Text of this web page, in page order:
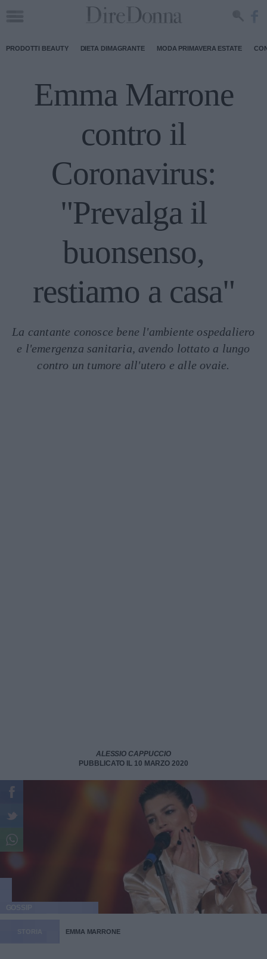
PRODOTTI BEAUTY DIETA DIMAGRANTE MODA PRIMAVERA ESTATE
Emma Marrone
contro il
Coronavirus:
"Prevalga il
buonsenso,
restiamo a casa"
La cantante conosce bene l'ambiente ospedaliero
e l'emergenza sanitaria, avendo lottato a lungo
contro un tumore all'utero e alle ovaie.
ALESSIO CAPPUCCIO
PUBBLICATO IL 10 MARZO 2020
EMMA MARRONE